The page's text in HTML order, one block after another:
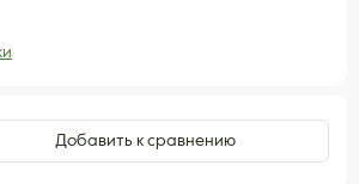
Добавить к сравнению